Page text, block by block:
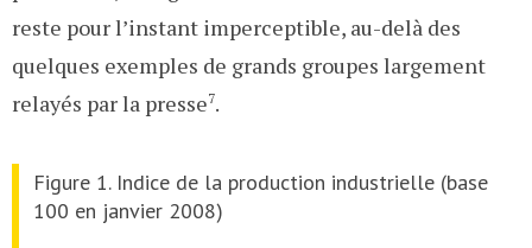
reste pour l’instant imperceptible, au-delà des
quelques exemples de grands groupes largement
relayés par la presse7.
Figure 1. Indice de la production industrielle (base
100 en janvier 2008)